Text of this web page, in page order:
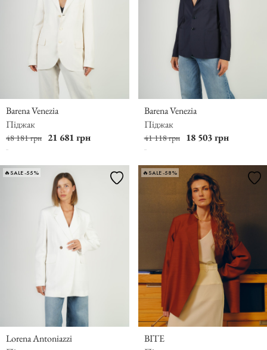
Barena Venezia
Піджак
48 181 грн 21 681 грн
Barena Venezia
Піджак
41 118 грн 18 503 грн
🔥SALE -55%
Lorena Antoniazzi
🔥SALE -58%
BITE